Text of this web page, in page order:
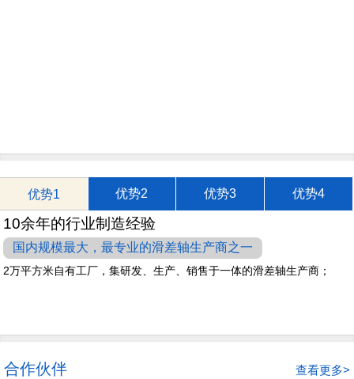
优势1 优势2 优势3 优势4
10余年的行业制造经验
国内规模最大，最专业的滑差轴生产商之一
2万平方米自有工厂，集研发、生产、销售于一体的滑差轴生产商；
合作伙伴 查看更多>